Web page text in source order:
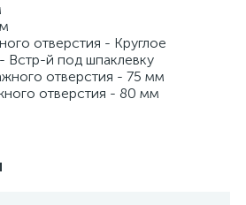
отверстия - Круглое
Встр-й под шпаклевку
отверстия - 75 мм
отверстия - 80 мм